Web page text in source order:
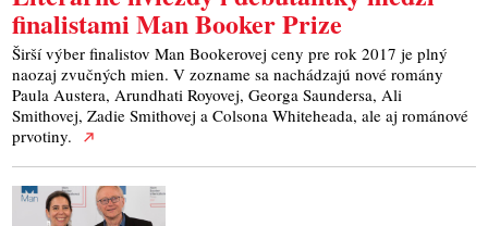
finalistami Man Booker Prize
Širší výber finalistov Man Bookerovej ceny pre rok 2017 je plný
naozaj zvučných mien. V zozname sa nachádzajú nové romány
Paula Austera, Arundhati Royovej, Georga Saundersa, Ali
Smithovej, Zadie Smithovej a Colsona Whiteheada, ale aj románové
prvotiny.